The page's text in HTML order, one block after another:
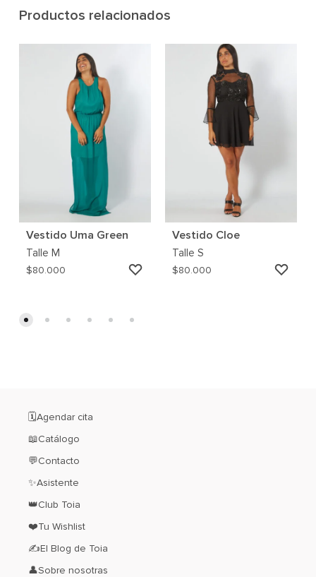
Productos relacionados
Vestido Uma Green
Talle M
$80.000
AGREGAR
Vestido Cloe
Talle S
$80.000
🗓️Agendar cita
📖Catálogo
💬Contacto
✨Asistente
👑Club Toia
❤️Tu Wishlist
✍El Blog de Toia
👤Sobre nosotras